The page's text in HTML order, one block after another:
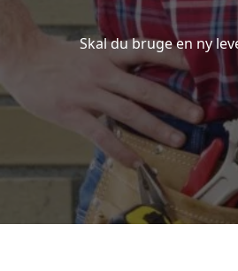
Skal du bruge en ny